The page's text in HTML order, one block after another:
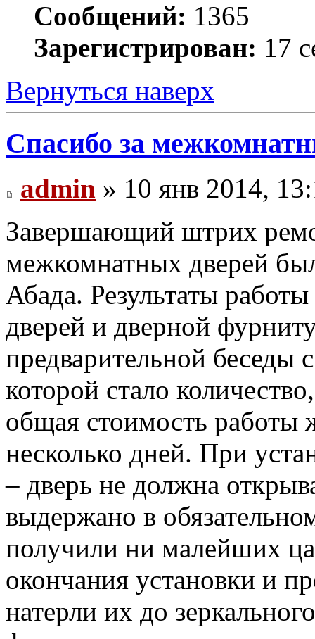
Сообщений: 1365
Зарегистрирован: 17
Вернуться наверх
Спасибо за
admin » 10 янв 2014,
Завершающий штрих
межкомнатных дверей
Абада. Результаты
дверей и дверной
предварительной беседы
которой стало
общая стоимость работы
несколько дней. При
– дверь не должна
выдержано в
получили ни малейших
окончания установки и
натерли их до